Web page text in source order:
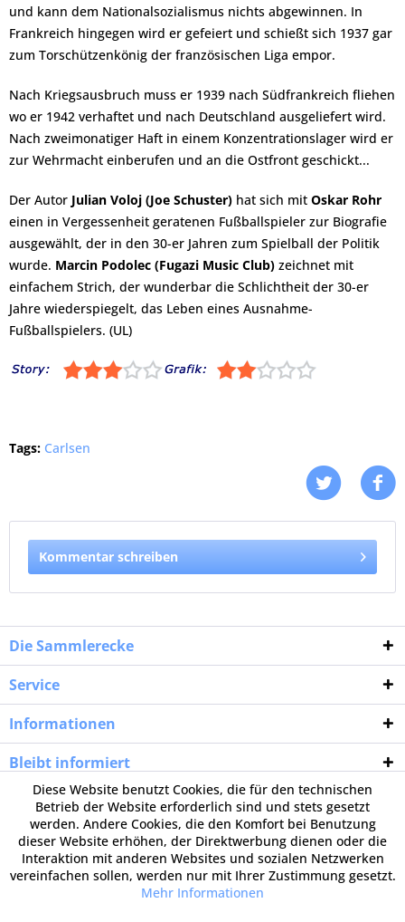
und kann dem Nationalsozialismus nichts abgewinnen. In
Frankreich hingegen wird er gefeiert und schießt sich 1937 gar
zum Torschützenkönig der französischen Liga empor.
Nach Kriegsausbruch muss er 1939 nach Südfrankreich fliehen
wo er 1942 verhaftet und nach Deutschland ausgeliefert wird.
Nach zweimonatiger Haft in einem Konzentrationslager wird er
zur Wehrmacht einberufen und an die Ostfront geschickt...
Der Autor Julian Voloj (Joe Schuster) hat sich mit Oskar Rohr
einen in Vergessenheit geratenen Fußballspieler zur Biografie
ausgewählt, der in den 30-er Jahren zum Spielball der Politik
wurde. Marcin Podolec (Fugazi Music Club) zeichnet mit
einfachem Strich, der wunderbar die Schlichtheit der 30-er
Jahre wiederspiegelt, das Leben eines Ausnahme-
Fußballspielers. (UL)
Tags: Carlsen
Kommentar schreiben
Die Sammlerecke
Service
Informationen
Bleibt informiert
Diese Website benutzt Cookies, die für den technischen
Betrieb der Website erforderlich sind und stets gesetzt
werden. Andere Cookies, die den Komfort bei Benutzung
dieser Website erhöhen, der Direktwerbung dienen oder die
Interaktion mit anderen Websites und sozialen Netzwerken
vereinfachen sollen, werden nur mit Ihrer Zustimmung gesetzt.
Mehr Informationen